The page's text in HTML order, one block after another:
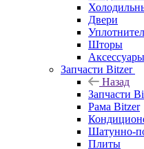
Двери
Шторы
Запчасти Bitzer
Назад
Запчасти
Рама Bitzer
Шатунно-
Плиты